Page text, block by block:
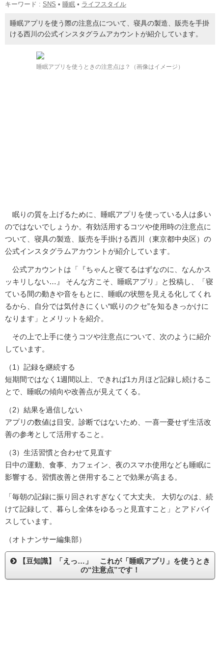
キーワード : SNS • 睡眠 • ライフスタイル
睡眠アプリを使う際の注意点について、寝具の製造、販売を手掛
ける西川の公式インスタグラムアカウントが紹介しています。
睡眠アプリを使うときの注意点は？（画像はイメージ）
眠りの質を上げるために、睡眠アプリを使っている人は多い
のではないでしょうか。有効活用するコツや使用時の注意点に
ついて、寝具の製造、販売を手掛ける西川（東京都中央区）の
公式インスタグラムアカウントが紹介しています。
公式アカウントは「『ちゃんと寝てるはずなのに、なんかス
ッキリしない…』 そんな方こそ、睡眠アプリ」と投稿し、「寝
ている間の動きや音をもとに、睡眠の状態を見える化してくれ
るから、自分では気付きにくい“眠りのクセ”を知るきっかけに
なります」とメリットを紹介。
その上で上手に使うコツや注意点について、次のように紹介
しています。
（1）記録を継続する
短期間ではなく1週間以上、できれば1カ月ほど記録し続けるこ
とで、睡眠の傾向や改善点が見えてくる。
（2）結果を過信しない
アプリの数値は目安。診断ではないため、一喜一憂せず生活改
善の参考として活用すること。
（3）生活習慣と合わせて見直す
日中の運動、食事、カフェイン、夜のスマホ使用なども睡眠に
影響する。習慣改善と併用することで効果が高まる。
「毎朝の記録に振り回されすぎなくて大丈夫。 大切なのは、続
けて記録して、暮らし全体をゆるっと見直すこと」とアドバイ
スしています。
（オトナンサー編集部）
【豆知識】「えっ…」 これが「睡眠アプリ」を使うとき
の“注意点”です！